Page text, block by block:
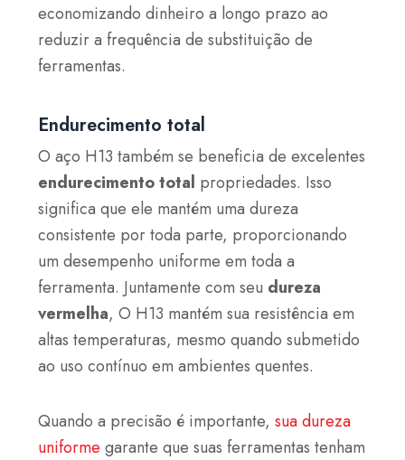
economizando dinheiro a longo prazo ao
reduzir a frequência de substituição de
ferramentas.
Endurecimento total
O aço H13 também se beneficia de excelentes
endurecimento total propriedades. Isso
significa que ele mantém uma dureza
consistente por toda parte, proporcionando
um desempenho uniforme em toda a
ferramenta. Juntamente com seu dureza
vermelha, O H13 mantém sua resistência em
altas temperaturas, mesmo quando submetido
ao uso contínuo em ambientes quentes.
Quando a precisão é importante,sua dureza
uniforme garante que suas ferramentas tenham